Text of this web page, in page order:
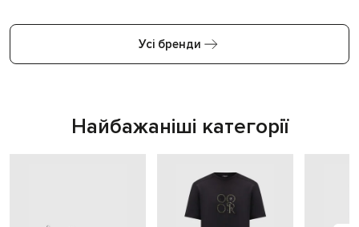
Усі бренди
Найбажаніші категорії